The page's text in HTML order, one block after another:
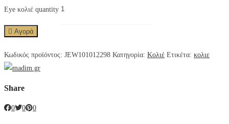
Eye κολιέ quantity
Αγορά
Κωδικός προϊόντος: JEW101012298 Κατηγορία: Κολιέ Ετικέτα: κολιε
Share
0 0 0